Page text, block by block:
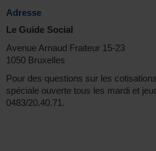
Adresse
Le Guide Social
Avenue Arnaud Fraiteur 15-23
1050 Bruxelles
Pour des questions sur les
spéciale ouverte tous les mardi et
0483/20.40.71.